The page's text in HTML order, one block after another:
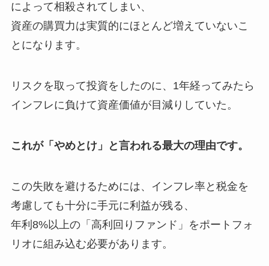
によって相殺されてしまい、
資産の購買力は実質的にほとんど増えていないこ
とになります。
リスクを取って投資をしたのに、1年経ってみたら
インフレに負けて資産価値が目減りしていた。
これが「やめとけ」と言われる最大の理由です。
この失敗を避けるためには、インフレ率と税金を
考慮しても十分に手元に利益が残る、
年利8%以上の「高利回りファンド」をポートフォ
リオに組み込む必要があります。